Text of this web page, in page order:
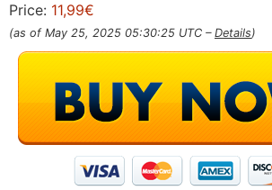
Price: 11,99€
(as of May 25, 2025 05:30:25 UTC – Details)